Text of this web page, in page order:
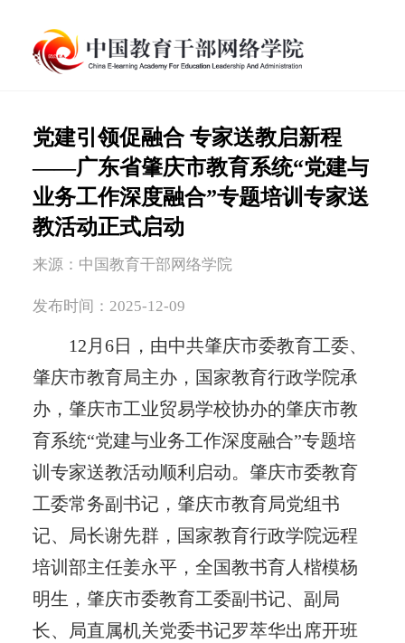
党建引领促融合 专家送教启新程
——广东省肇庆市教育系统“党建与
业务工作深度融合”专题培训专家送
教活动正式启动
来源：中国教育干部网络学院
发布时间：2025-12-09
12月6日，由中共肇庆市委教育工委、
肇庆市教育局主办，国家教育行政学院承
办，肇庆市工业贸易学校协办的肇庆市教
育系统“党建与业务工作深度融合”专题培
训专家送教活动顺利启动。肇庆市委教育
工委常务副书记，肇庆市教育局党组书
记、局长谢先群，国家教育行政学院远程
培训部主任姜永平，全国教书育人楷模杨
明生，肇庆市委教育工委副书记、副局
长、局直属机关党委书记罗萃华出席开班